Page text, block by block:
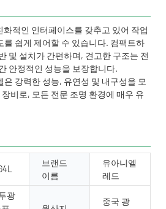
화적인 인터페이스를 갖추고 있어 작업
를 쉽게 제어할 수 있습니다. 컴팩트하
및 설치가 간편하며, 견고한 구조는 전
안정적인 성능을 보장합니다.
은 강력한 성능, 유연성 및 내구성을 모
비로, 모든 전문 조명 환경에 매우 유
브랜드
이름
유아니엘
레드
광
중국 광